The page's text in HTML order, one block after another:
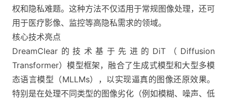
权和隐私难题。这种方法不仅适用于常规图像处理，还可
用于医疗影像、监控等高隐私需求的领域​。
核心技术亮点
DreamClear的技术基于先进的DiT（Diffusion
Transformer）模型框架，融合了生成式模型和大型多模
态语言模型（MLLMs），以实现逼真的图像还原效果。
特别是在处理不同类型的图像劣化（例如模糊、噪声、低